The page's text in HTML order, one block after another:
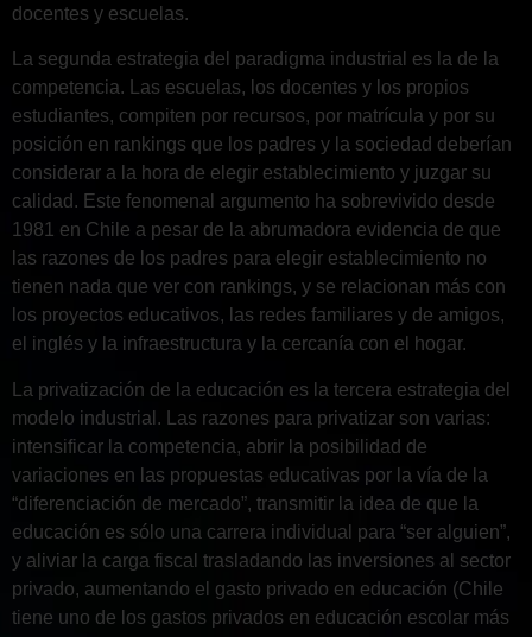
docentes y escuelas.
La segunda estrategia del paradigma industrial es la de la
competencia. Las escuelas, los docentes y los propios
estudiantes, compiten por recursos, por matrícula y por su
posición en rankings que los padres y la sociedad deberían
considerar a la hora de elegir establecimiento y juzgar su
calidad. Este fenomenal argumento ha sobrevivido desde
1981 en Chile a pesar de la abrumadora evidencia de que
las razones de los padres para elegir establecimiento no
tienen nada que ver con rankings, y se relacionan más con
los proyectos educativos, las redes familiares y de amigos,
el inglés y la infraestructura y la cercanía con el hogar.
La privatización de la educación es la tercera estrategia del
modelo industrial. Las razones para privatizar son varias:
intensificar la competencia, abrir la posibilidad de
variaciones en las propuestas educativas por la vía de la
“diferenciación de mercado”, transmitir la idea de que la
educación es sólo una carrera individual para “ser alguien”,
y aliviar la carga fiscal trasladando las inversiones al sector
privado, aumentando el gasto privado en educación (Chile
tiene uno de los gastos privados en educación escolar más